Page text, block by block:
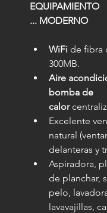
EQUIPAMIENTO
... MODERNO
WiFi de fibra
300MB.
Aire
bomba de
calor
Excelente
natural
delanteras y
Aspiradora,
de planchar,
pelo,
lavavajillas,